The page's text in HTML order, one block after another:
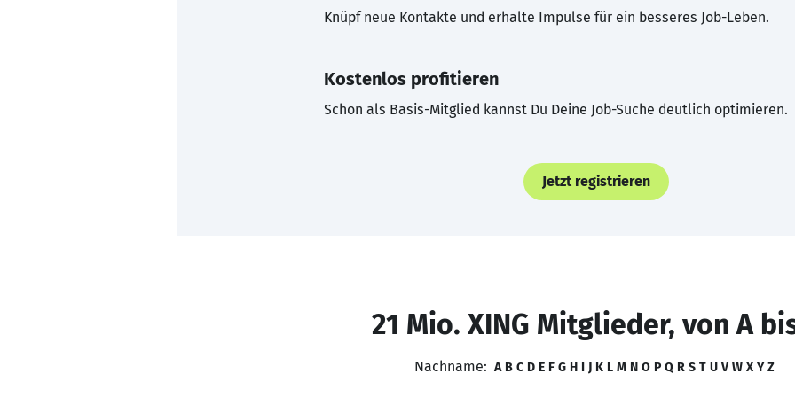
Knüpf neue Kontakte und erhalte Impulse für ein besseres Job-Leben.
Kostenlos profitieren
Schon als Basis-Mitglied kannst Du Deine Job-Suche deutlich optimieren.
Jetzt registrieren
21 Mio. XING Mitglieder, von A
Nachname: A B C D E F G H I J K L M N O P Q R S T U V W X Y Z